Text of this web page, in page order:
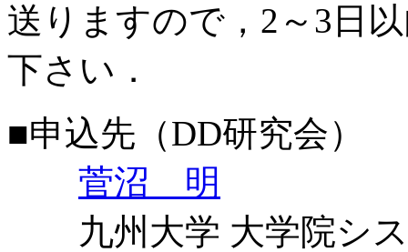
送りますので，2～3日
下さい．
■申込先（DD研究会）
菅沼 明
九州大学 大学院シス